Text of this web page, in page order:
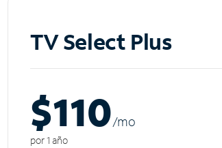
TV Select Plus
$110/mo
por 1 año